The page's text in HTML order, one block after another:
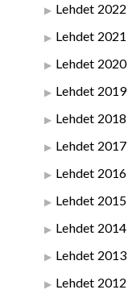
Lehdet 2022
Lehdet 2021
Lehdet 2020
Lehdet 2019
Lehdet 2018
Lehdet 2017
Lehdet 2016
Lehdet 2015
Lehdet 2014
Lehdet 2013
Lehdet 2012